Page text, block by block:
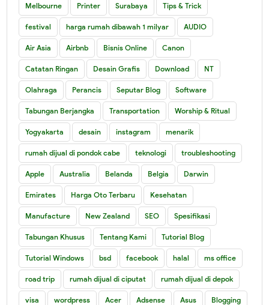
Melbourne Printer Surabaya Tips & Trick
festival harga rumah dibawah 1 milyar AUDIO
Air Asia Airbnb Bisnis Online Canon
Catatan Ringan Desain Grafis Download NT
Olahraga Perancis Seputar Blog Software
Tabungan Berjangka Transportation Worship & Ritual
Yogyakarta desain instagram menarik
rumah dijual di pondok cabe teknologi troubleshooting
Apple Australia Belanda Belgia Darwin
Emirates Harga Oto Terbaru Kesehatan
Manufacture New Zealand SEO Spesifikasi
Tabungan Khusus Tentang Kami Tutorial Blog
Tutorial Windows bsd facebook halal ms office
road trip rumah dijual di ciputat rumah dijual di depok
visa wordpress Acer Adsense Asus Blogging